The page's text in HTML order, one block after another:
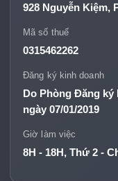
928 Nguyễn Kiệm,
Mã số thuế
0315462262
Đăng ký kinh doanh
Do Phòng Đăng ký
ngày 07/01/2019
Giờ làm việc
8H - 18H, Thứ 2 -